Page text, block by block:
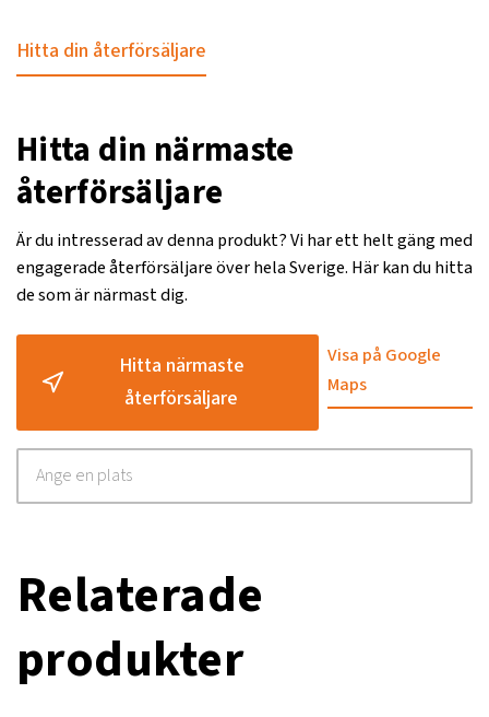
Hitta din återförsäljare
Hitta din närmaste
återförsäljare
Är du intresserad av denna produkt? Vi har ett helt gäng med
engagerade återförsäljare över hela Sverige. Här kan du hitta
de som är närmast dig.
Hitta närmaste
återförsäljare
Visa på Google
Maps
Relaterade
produkter